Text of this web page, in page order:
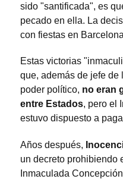
sido "santificada", es
pecado en ella. La
con fiestas en
Estas victorias
que, además de jefe de
poder político, no eran
entre Estados, pero el
estuvo dispuesto a
Años después,
un decreto prohibiendo
Inmaculada